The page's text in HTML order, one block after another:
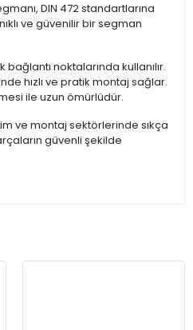
DIN 472 standartlarına
ve güvenilir bir segman
noktalarında kullanılır.
hızlı ve pratik montaj sağlar.
ile uzun ömürlüdür.
ve montaj sektörlerinde sıkça
güvenli şekilde